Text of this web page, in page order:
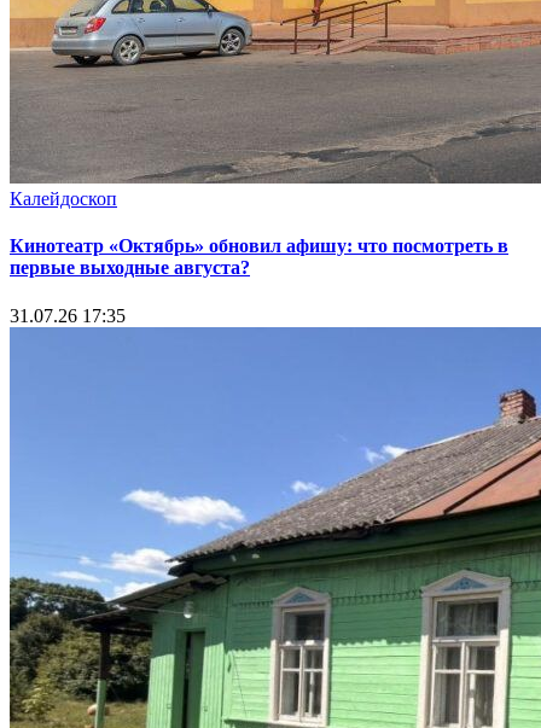
Калейдоскоп
Кинотеатр «Октябрь» обновил афишу: что посмотреть в
первые выходные августа?
31.07.26 17:35